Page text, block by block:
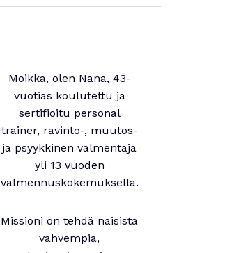
Moikka, olen Nana, 43-
vuotias koulutettu ja
sertifioitu personal
trainer, ravinto-, muutos-
ja psyykkinen valmentaja
yli 13 vuoden
valmennuskokemuksella.
Missioni on tehdä naisista
vahvempia,